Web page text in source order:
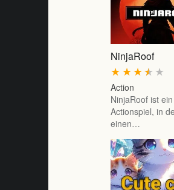
NinjaRoof
★
★
★
★
★
Action
NinjaRoof ist
Actionspiel, in
einen…